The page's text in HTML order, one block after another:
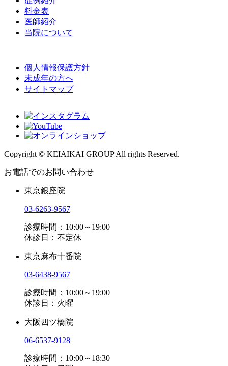
料金表
医師紹介
当院について
個人情報保護方針
未成年の方へ
サイトマップ
Copyright © KEIAIKAI GROUP All rights Reserved.
お電話でのお問い合わせ
東京銀座院
03-6263-9567
診療時間：10:00～19:00
休診日：不定休
東京麻布十番院
03-6438-9567
診療時間：10:00～19:00
休診日：火曜
大阪四ツ橋院
06-6537-9128
診療時間：10:00～18:30